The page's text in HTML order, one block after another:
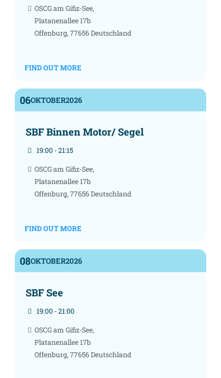
OSCG am Gifiz-See,
Platanenallee 17b
Offenburg, 77656Deutschland
FIND OUT MORE
06OKTOBER2026
SBF Binnen Motor/ Segel
19:00 - 21:15
OSCG am Gifiz-See,
Platanenallee 17b
Offenburg, 77656Deutschland
FIND OUT MORE
08OKTOBER2026
SBF See
19:00 - 21:00
OSCG am Gifiz-See,
Platanenallee 17b
Offenburg, 77656Deutschland